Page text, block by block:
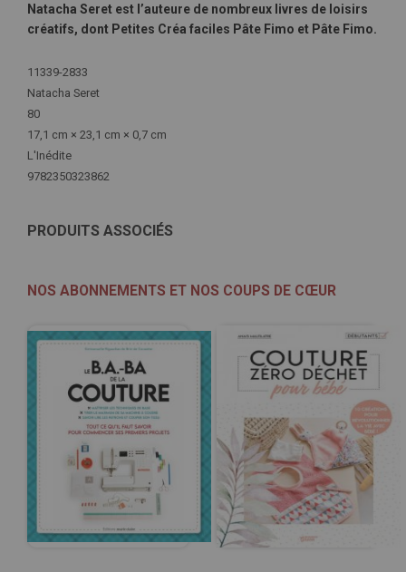
Natacha Seret est l’auteure de nombreux livres de loisirs
créatifs, dont Petites Créa faciles Pâte Fimo et Pâte Fimo.
Plus
d'infos
11339-2833
Natacha Seret
80
17,1 cm × 23,1 cm × 0,7 cm
L'Inédite
9782350323862
PRODUITS ASSOCIÉS
NOS ABONNEMENTS ET NOS COUPS DE CŒUR